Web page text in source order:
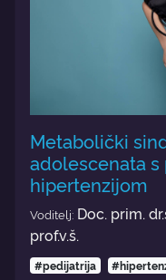
Metabolički
adolescenata s
hipertenzijom
Voditelj: Doc. prim.
prof.v.š.
#pedijatrija